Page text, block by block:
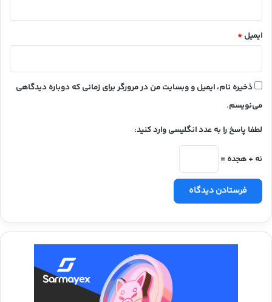
ایمیل *
ذخیره نام، ایمیل و وبسایت من در مرورگر برای زمانی که دوباره دیدگاهی
می‌نویسم.
لطفا پاسخ را به عدد انگلیسی وارد کنید:
نه + هجده =